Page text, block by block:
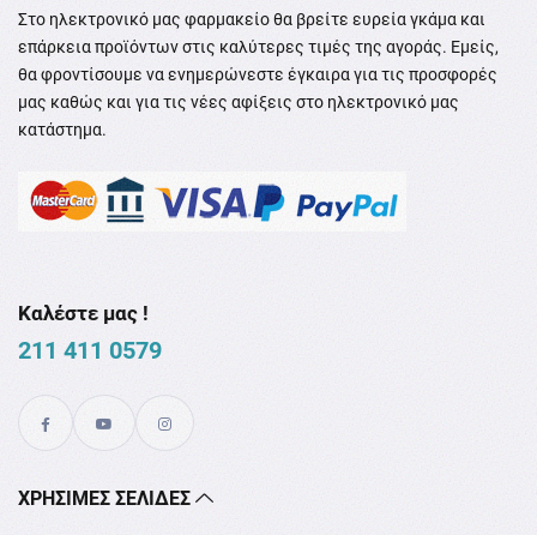
Στο ηλεκτρονικό μας φαρμακείο θα βρείτε ευρεία γκάμα και
επάρκεια προϊόντων στις καλύτερες τιμές της αγοράς. Εμείς,
θα φροντίσουμε να ενημερώνεστε έγκαιρα για τις προσφορές
μας καθώς και για τις νέες αφίξεις στο ηλεκτρονικό μας
κατάστημα.
Καλέστε μας !
211 411 0579
XΡΉΣΙΜΕΣ ΣΕΛΊΔΕΣ